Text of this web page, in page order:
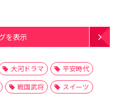
を表示
大河ドラマ
平安時代
戦国武将
スイーツ